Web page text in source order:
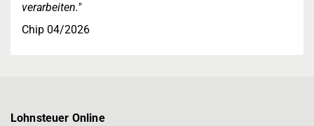
verarbeiten."
Chip 04/2026
Lohnsteuer Online